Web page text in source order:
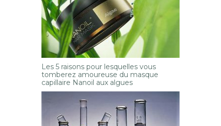
Les 5 raisons pour lesquelles vous
tomberez amoureuse du masque
capillaire Nanoil aux algues